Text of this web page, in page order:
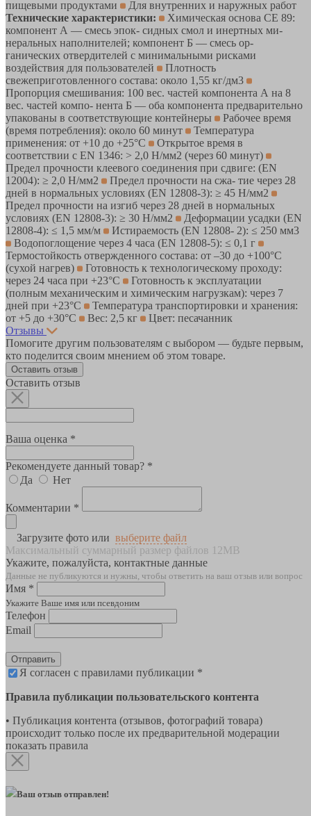
пищевыми продуктами
Для внутренних и наружных работ
Технические характеристики:
Химическая основа CE 89:
компонент А — смесь эпок- сидных смол и инертных ми-
неральных наполнителей; компонент Б — смесь ор-
ганических отвердителей с минимальными рисками
воздействия для пользователей
Плотность
свежеприготовленного состава: около 1,55 кг/дм3
Пропорция смешивания: 100 вес. частей компонента А на 8
вес. частей компо- нента Б — оба компонента предварительно
упакованы в соответствующие контейнеры
Рабочее время
(время потребления): около 60 минут
Температура
применения: от +10 до +25°С
Открытое время в
соответствии с EN 1346: > 2,0 Н/мм2 (через 60 минут)
Предел прочности клеевого соединения при сдвиге: (EN
12004): ≥ 2,0 Н/мм2
Предел прочности на сжа- тие через 28
дней в нормальных условиях (EN 12808-3): ≥ 45 Н/мм2
Предел прочности на изгиб через 28 дней в нормальных
условиях (EN 12808-3): ≥ 30 Н/мм2
Деформации усадки (EN
12808-4): ≤ 1,5 мм/м
Истираемость (EN 12808- 2): ≤ 250 мм3
Водопоглощение через 4 часа (EN 12808-5): ≤ 0,1 г
Термостойкость отвержденного состава: от –30 до +100°С
(сухой нагрев)
Готовность к технологическому проходу:
через 24 часа при +23°С
Готовность к эксплуатации
(полным механическим и химическим нагрузкам): через 7
дней при +23°С
Температура транспортировки и хранения:
от +5 до +30°С
Вес: 2,5 кг
Цвет: песачанник
Отзывы
Помогите другим пользователям с выбором — будьте первым,
кто поделится своим мнением об этом товаре.
Оставить отзыв
Оставить отзыв
Ваша оценка *
Рекомендуете данный товар? *
Да
Нет
Комментарии *
Загрузите фото или выберите файл
Максимальный суммарный размер файлов 12MB
Укажите, пожалуйста, контактные данные
Данные не публикуются и нужны, чтобы ответить на ваш отзыв или вопрос
Имя *
Укажите Ваше имя или псевдоним
Телефон
Email
Отправить
Я согласен с правилами публикации *
Правила публикации пользовательского контента
• Публикация контента (отзывов, фотографий товара)
происходит только после их предварительной модерации
показать правила
Ваш отзыв отправлен!